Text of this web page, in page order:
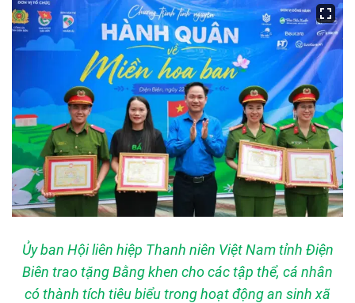
Ủy ban Hội liên hiệp Thanh niên Việt Nam tỉnh Điện
Biên trao tặng Bằng khen cho các tập thể, cá nhân
có thành tích tiêu biểu trong hoạt động an sinh xã